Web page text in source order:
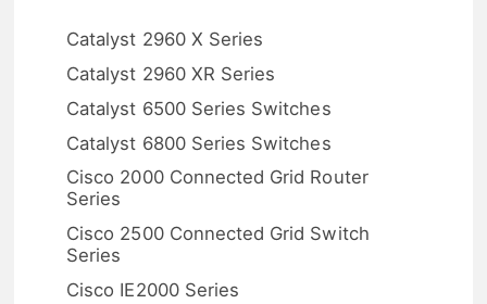
Catalyst 2960 X Series
Catalyst 2960 XR Series
Catalyst 6500 Series Switches
Catalyst 6800 Series Switches
Cisco 2000 Connected Grid Router
Series
Cisco 2500 Connected Grid Switch
Series
Cisco IE2000 Series